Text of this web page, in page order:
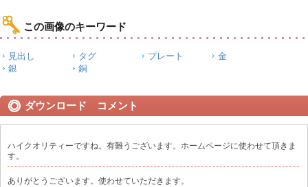
この画像のキーワード
見出し タグ プレート
金
銀
銅
ダウンロード コメント
ハイクオリティーですね。有難うございます。ホームページに使わせて頂きま
す。
ありがとうございます。使わせていただきます。